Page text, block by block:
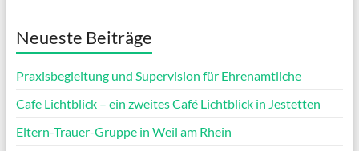
Neueste Beiträge
Praxisbegleitung und Supervision für Ehrenamtliche
Cafe Lichtblick – ein zweites Café Lichtblick in Jestetten
Eltern-Trauer-Gruppe in Weil am Rhein